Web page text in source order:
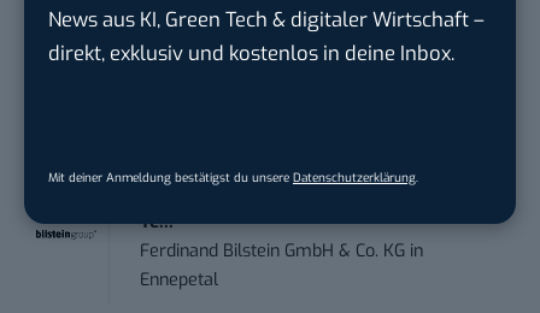
News aus KI, Green Tech & digitaler Wirtschaft –
direkt, exklusiv und kostenlos in deine Inbox.
Mit deiner Anmeldung bestätigst du unsere Datenschutzerklärung
Marketing Manager – Content
Content Marketing Specialist Product &
Te...
Ferdinand Bilstein GmbH & Co. KG in
Ennepetal